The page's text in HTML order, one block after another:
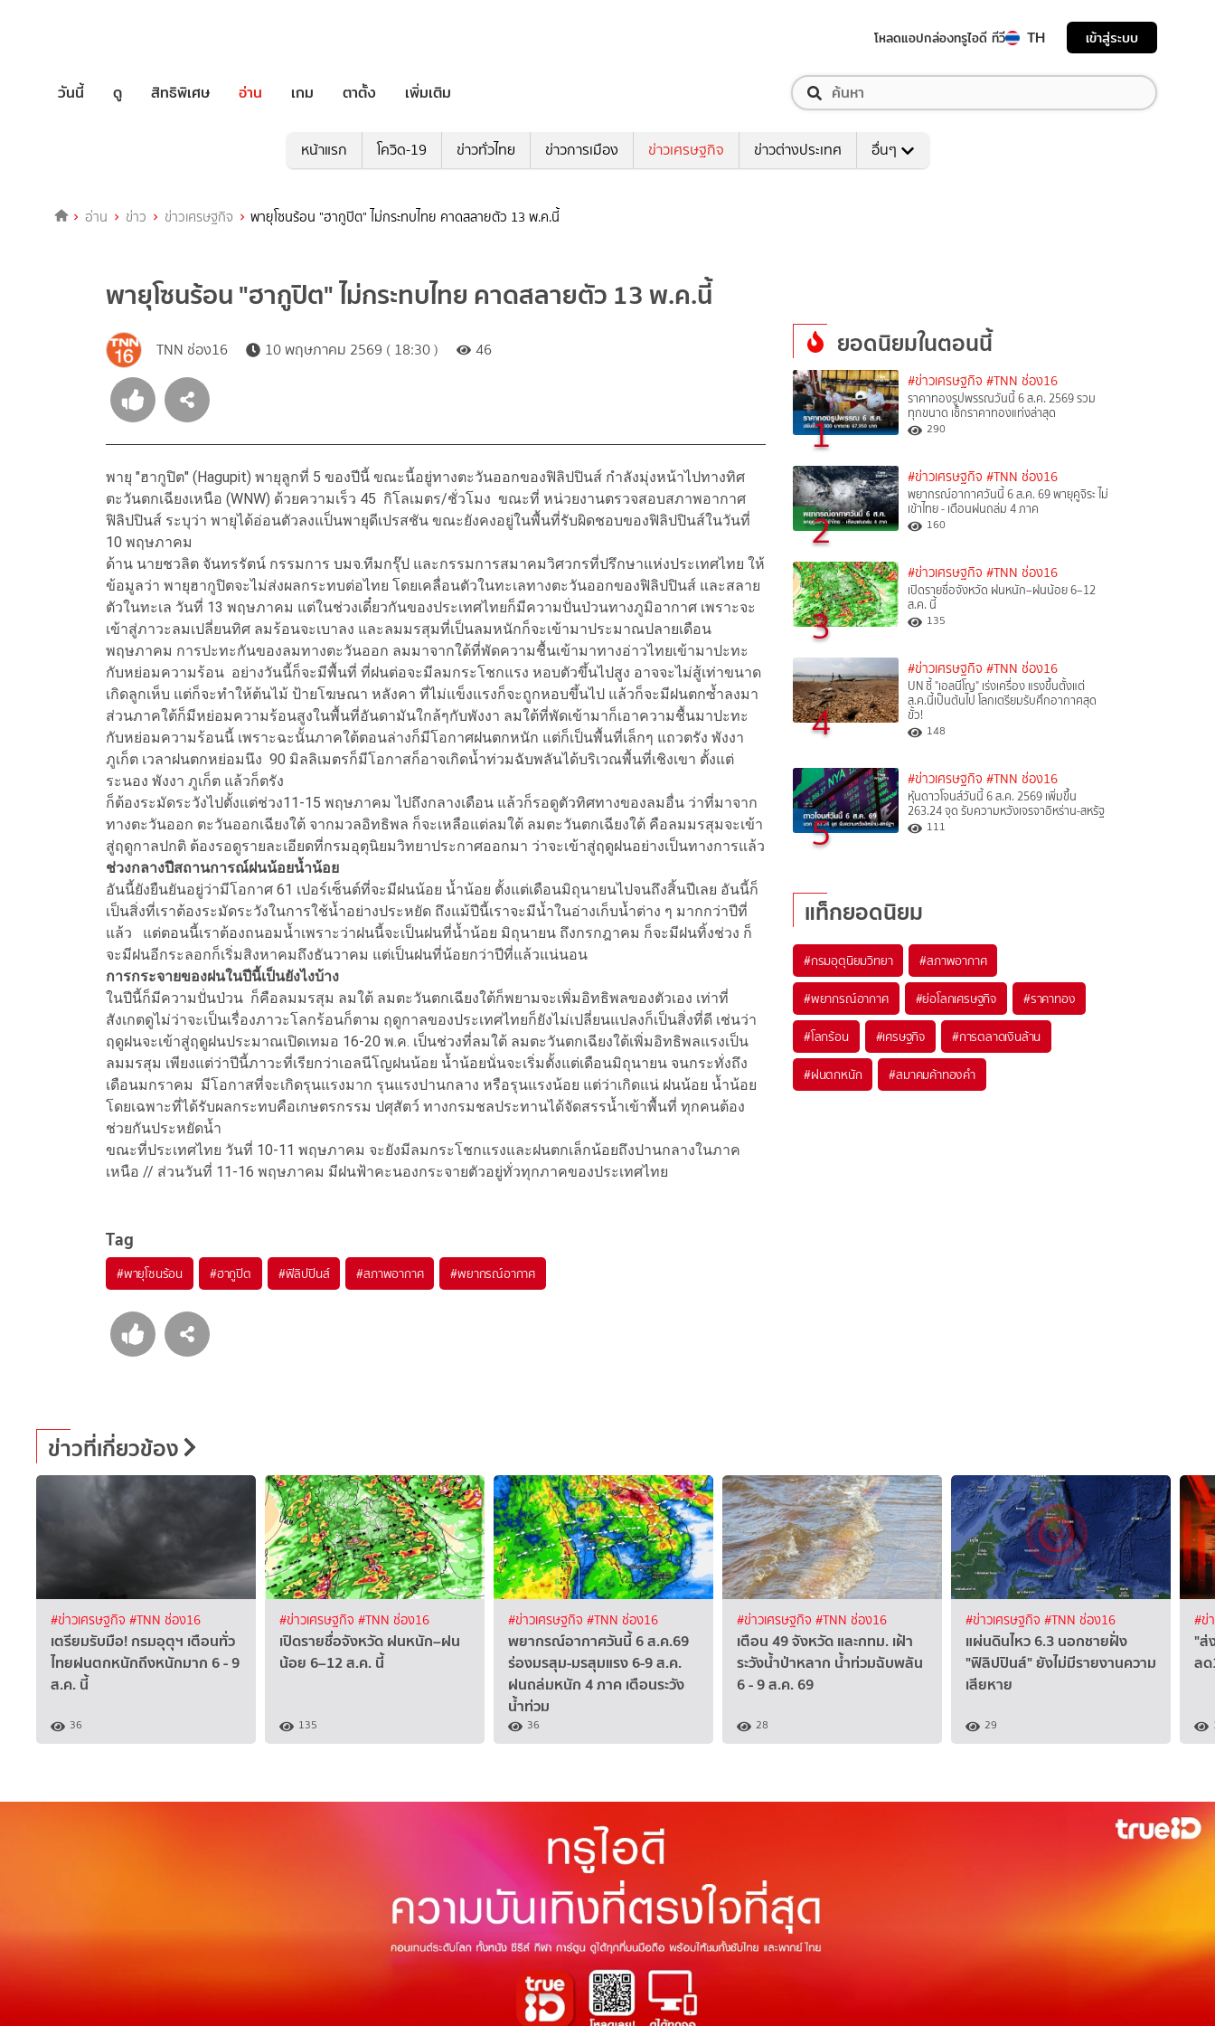
โหลดแอปกล่องทรูไอดี ทีวี TH เข้าสู่ระบบ
วันนี้ ดู สิทธิพิเศษ อ่าน เกม ตาตั้ง เพิ่มเติม
หน้าแรก โควิด-19 ข่าวทั่วไทย ข่าวการเมือง ข่าวเศรษฐกิจ ข่าวต่างประเทศ อื่นๆ
อ่าน ข่าว ข่าวเศรษฐกิจ พายุโซนร้อน "ฮากูปิต" ไม่กระทบไทย คาดสลายตัว 13 พ.ค.นี้
พายุโซนร้อน "ฮากูปิต" ไม่กระทบไทย คาดสลายตัว 13 พ.ค.นี้
TNN ช่อง16 10 พฤษภาคม 2569 ( 18:30 ) 46
พายุ "ฮากูปิต" (Hagupit) พายุลูกที่ 5 ของปีนี้ ขณะนี้อยู่ทางตะวันออกของฟิลิปปินส์ กำลังมุ่งหน้าไปทางทิศ
ตะวันตกเฉียงเหนือ (WNW) ด้วยความเร็ว 45 กิโลเมตร/ชั่วโมง ขณะที่ หน่วยงานตรวจสอบสภาพอากาศ
ฟิลิปปินส์ ระบุว่า พายุได้อ่อนตัวลงแป็นพายุดีเปรสชัน ขณะยังคงอยู่ในพื้นที่รับผิดชอบของฟิลิปปินส์ในวันที่
10 พฤษภาคม
ด้าน นายชวลิต จันทรรัตน์ กรรมการ บมจ.ทีมกรุ๊ป และกรรมการสมาคมวิศวกรที่ปรึกษาแห่งประเทศไทย ให้
ข้อมูลว่า พายุฮากูปิตจะไม่ส่งผลกระทบต่อไทย โดยเคลื่อนตัวในทะเลทางตะวันออกของฟิลิปปินส์ และสลาย
ตัวในทะเล วันที่ 13 พฤษภาคม แต่ในช่วงเดี๋ยวกันของประเทศไทยก็มีความปั่นป่วนทางภูมิอากาศ เพราะจะ
เข้าสู่ภาวะลมเปลี่ยนทิศ ลมร้อนจะเบาลง และลมมรสุมที่เป็นลมหนักก็จะเข้ามาประมาณปลายเดือน
พฤษภาคม การปะทะกันของลมทางตะวันออก ลมมาจากใต้ที่พัดความชื้นเข้ามาทางอ่าวไทยเข้ามาปะทะ
กับหย่อมความร้อน อย่างวันนี้ก็จะมีพื้นที่ ที่ฝนต่อจะมีลมกระโชกแรง หอบตัวขึ้นไปสูง อาจจะไม่สู้เท่าขนาด
เกิดลูกเห็บ แต่ก็จะทำให้ต้นไม้ ป้ายโฆษณา หลังคา ที่ไม่แข็งแรงก็จะถูกหอบขึ้นไป แล้วก็จะมีฝนตกซ้ำลงมา
ส่วนภาคใต้ก็มีหย่อมความร้อนสูงในพื้นที่อันดามันใกล้ๆกับพังงา ลมใต้ที่พัดเข้ามาก็เอาความชื้นมาปะทะ
กับหย่อมความร้อนนี้ เพราะฉะนั้นภาคใต้ตอนล่างก็มีโอกาศฝนตกหนัก แต่ก็เป็นพื้นที่เล็กๆ แถวตรัง พังงา
ภูเก็ต เวลาฝนตกหย่อมนึง 90 มิลลิเมตรก็มีโอกาสก็อาจเกิดน้ำท่วมฉับพลันได้บริเวณพื้นที่เชิงเขา ตั้งแต่
ระนอง พังงา ภูเก็ต แล้วก็ตรัง
ก็ต้องระมัดระวังไปตั้งแต่ช่วง11-15 พฤษภาคม ไปถึงกลางเดือน แล้วก็รอดูตัวทิศทางของลมอื่น ว่าที่มาจาก
ทางตะวันออก ตะวันออกเฉียงใต้ จากมวลอิทธิพล ก็จะเหลือแต่ลมใต้ ลมตะวันตกเฉียงใต้ คือลมมรสุมจะเข้า
สู่ฤดูกาลปกติ ต้องรอดูรายละเอียดที่กรมอุตุนิยมวิทยาประกาศออกมา ว่าจะเข้าสู่ฤดูฝนอย่างเป็นทางการแล้ว
ช่วงกลางปีสถานการณ์ฝนน้อยน้ำน้อย
อันนี้ยังยืนยันอยู่ว่ามีโอกาศ 61 เปอร์เซ็นต์ที่จะมีฝนน้อย น้ำน้อย ตั้งแต่เดือนมิถุนายนไปจนถึงสิ้นปีเลย อันนี้ก็
เป็นสิ่งที่เราต้องระมัดระวังในการใช้น้ำอย่างประหยัด ถึงแม้ปีนี้เราจะมีน้ำในอ่างเก็บน้ำต่าง ๆ มากกว่าปีที่
แล้ว แต่ตอนนี้เราต้องถนอมน้ำเพราะว่าฝนนี้จะเป็นฝนที่น้ำน้อย มิถุนายน ถึงกรกฎาคม ก็จะมีฝนทิ้งช่วง ก็
จะมีฝนอีกระลอกก็เริ่มสิงหาคมถึงธันวาคม แต่เป็นฝนที่น้อยกว่าปีที่แล้วแน่นอน
การกระจายของฝนในปีนี้เป็นยังไงบ้าง
ในปีนี้ก็มีความปั่นป่วน ก็คือลมมรสุม ลมใต้ ลมตะวันตกเฉียงใต้ก็พยามจะเพิ่มอิทธิพลของตัวเอง เท่าที่
สังเกตดูไม่ว่าจะเป็นเรื่องภาวะโลกร้อนก็ตาม ฤดูกาลของประเทศไทยก็ยังไม่เปลี่ยนแปลงก็เป็นสิ่งที่ดี เช่นว่า
ฤดูฝนจะเข้าสู่ฤดูฝนประมาณเปิดเทมอ 16-20 พ.ค. เป็นช่วงที่ลมใต้ ลมตะวันตกเฉียงใต้เพิ่มอิทธิพลแรงเป็น
ลมมรสุม เพียงแต่ว่าปีนี้ภาวะที่เรียกว่าเอลนีโญฝนน้อย น้ำน้อยนั่นจะเริ่มตั้งแต่เดือนมิถุนายน จนกระทั่งถึง
เดือนมกราคม มีโอกาสที่จะเกิดรุนแรงมาก รุนแรงปานกลาง หรือรุนแรงน้อย แต่ว่าเกิดแน่ ฝนน้อย น้ำน้อย
โดยเฉพาะที่ได้รับผลกระทบคือเกษตรกรรม ปศุสัตว์ ทางกรมชลประทานได้จัดสรรน้ำเข้าพื้นที่ ทุกคนต้อง
ช่วยกันประหยัดน้ำ
ขณะที่ประเทศไทย วันที่ 10-11 พฤษภาคม จะยังมีลมกระโชกแรงและฝนตกเล็กน้อยถึงปานกลางในภาค
เหนือ // ส่วนวันที่ 11-16 พฤษภาคม มีฝนฟ้าคะนองกระจายตัวอยู่ทั่วทุกภาคของประเทศไทย
Tag
#พายุโซนร้อน #ฮากูปิต #ฟิลิปปินส์ #สภาพอากาศ #พยากรณ์อากาศ
ยอดนิยมในตอนนี้
1
#ข่าวเศรษฐกิจ #TNN ช่อง16
ราคาทองรูปพรรณวันนี้ 6 ส.ค. 2569 รวม
ทุกขนาด เช็กราคาทองแท่งล่าสุด
290
2
#ข่าวเศรษฐกิจ #TNN ช่อง16
พยากรณ์อากาศวันนี้ 6 ส.ค. 69 พายุคูจิระ ไม่
เข้าไทย - เตือนฝนถล่ม 4 ภาค
160
3
#ข่าวเศรษฐกิจ #TNN ช่อง16
เปิดรายชื่อจังหวัด ฝนหนัก–ฝนน้อย 6–12
ส.ค. นี้
135
4
#ข่าวเศรษฐกิจ #TNN ช่อง16
UN ชี้ "เอลนีโญ" เร่งเครื่อง แรงขึ้นตั้งแต่
ส.ค.นี้เป็นต้นไป โลกเตรียมรับศึกอากาศสุด
ขั้ว!
148
5
#ข่าวเศรษฐกิจ #TNN ช่อง16
หุ้นดาวโจนส์วันนี้ 6 ส.ค. 2569 เพิ่มขึ้น
263.24 จุด รับความหวังเจรจาอิหร่าน-สหรัฐ
111
แท็กยอดนิยม
#กรมอุตุนิยมวิทยา #สภาพอากาศ
#พยากรณ์อากาศ #ย่อโลกเศรษฐกิจ #ราคาทอง
#โลกร้อน #เศรษฐกิจ #การตลาดเงินล้าน
#ฝนตกหนัก #สมาคมค้าทองคำ
ข่าวที่เกี่ยวข้อง
#ข่าวเศรษฐกิจ #TNN ช่อง16
เตรียมรับมือ! กรมอุตุฯ เตือนทั่ว
ไทยฝนตกหนักถึงหนักมาก 6 - 9
ส.ค. นี้
36
#ข่าวเศรษฐกิจ #TNN ช่อง16
เปิดรายชื่อจังหวัด ฝนหนัก–ฝน
น้อย 6–12 ส.ค. นี้
135
#ข่าวเศรษฐกิจ #TNN ช่อง16
พยากรณ์อากาศวันนี้ 6 ส.ค.69
ร่องมรสุม-มรสุมแรง 6-9 ส.ค.
ฝนถล่มหนัก 4 ภาค เตือนระวัง
น้ำท่วม
36
#ข่าวเศรษฐกิจ #TNN ช่อง16
เตือน 49 จังหวัด และกทม. เฝ้า
ระวังน้ำป่าหลาก น้ำท่วมฉับพลัน
6 - 9 ส.ค. 69
28
#ข่าวเศรษฐกิจ #TNN ช่อง16
แผ่นดินไหว 6.3 นอกชายฝั่ง
"ฟิลิปปินส์" ยังไม่มีรายงานความ
เสียหาย
29
#ข่
"ส่
ลด